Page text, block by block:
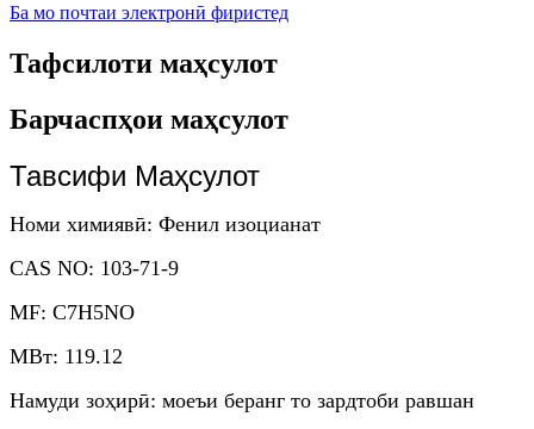
Ба мо почтаи электронӣ фиристед
Тафсилоти маҳсулот
Барчаспҳои маҳсулот
Тавсифи Маҳсулот
Номи химиявӣ: Фенил изоцианат
CAS NO: 103-71-9
MF: C7H5NO
МВт: 119.12
Намуди зоҳирӣ: моеъи беранг то зардтоби равшан